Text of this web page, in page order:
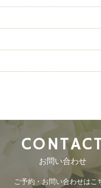
お問い合わせ
ご予約・お問い合わせはこ